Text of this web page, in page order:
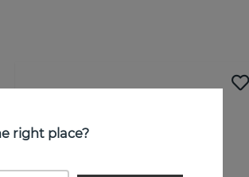
right place?